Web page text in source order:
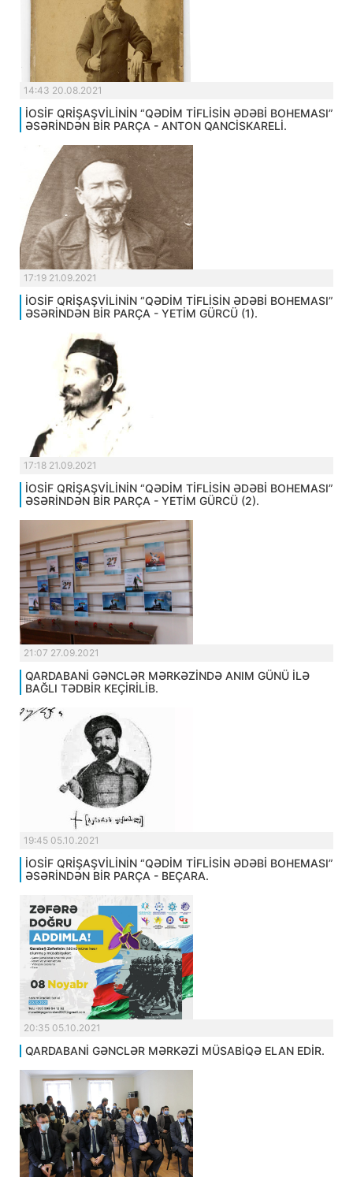
14:43 20.08.2021
İOSİF QRİŞAŞVİLİNİN “QƏDİM TİFLİSİN ƏDƏBİ BOHEMASI”
ƏSƏRİNDƏN BİR PARÇA - ANTON QANCİSKARELİ.
17:19 21.09.2021
İOSİF QRİŞAŞVİLİNİN “QƏDİM TİFLİSİN ƏDƏBİ BOHEMASI”
ƏSƏRİNDƏN BİR PARÇA - YETİM GÜRCÜ (1).
17:18 21.09.2021
İOSİF QRİŞAŞVİLİNİN “QƏDİM TİFLİSİN ƏDƏBİ BOHEMASI”
ƏSƏRİNDƏN BİR PARÇA - YETİM GÜRCÜ (2).
21:07 27.09.2021
QARDABANİ GƏNCLƏR MƏRKƏZİNDƏ ANIM GÜNÜ İLƏ
BAĞLI TƏDBİR KEÇİRİLİB.
19:45 05.10.2021
İOSİF QRİŞAŞVİLİNİN “QƏDİM TİFLİSİN ƏDƏBİ BOHEMASI”
ƏSƏRİNDƏN BİR PARÇA - BEÇARA.
20:35 05.10.2021
QARDABANİ GƏNCLƏR MƏRKƏZİ MÜSABİQƏ ELAN EDİR.